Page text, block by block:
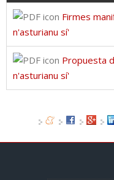
Firmes
n'asturianu sí'
Propuesta
n'asturianu sí'